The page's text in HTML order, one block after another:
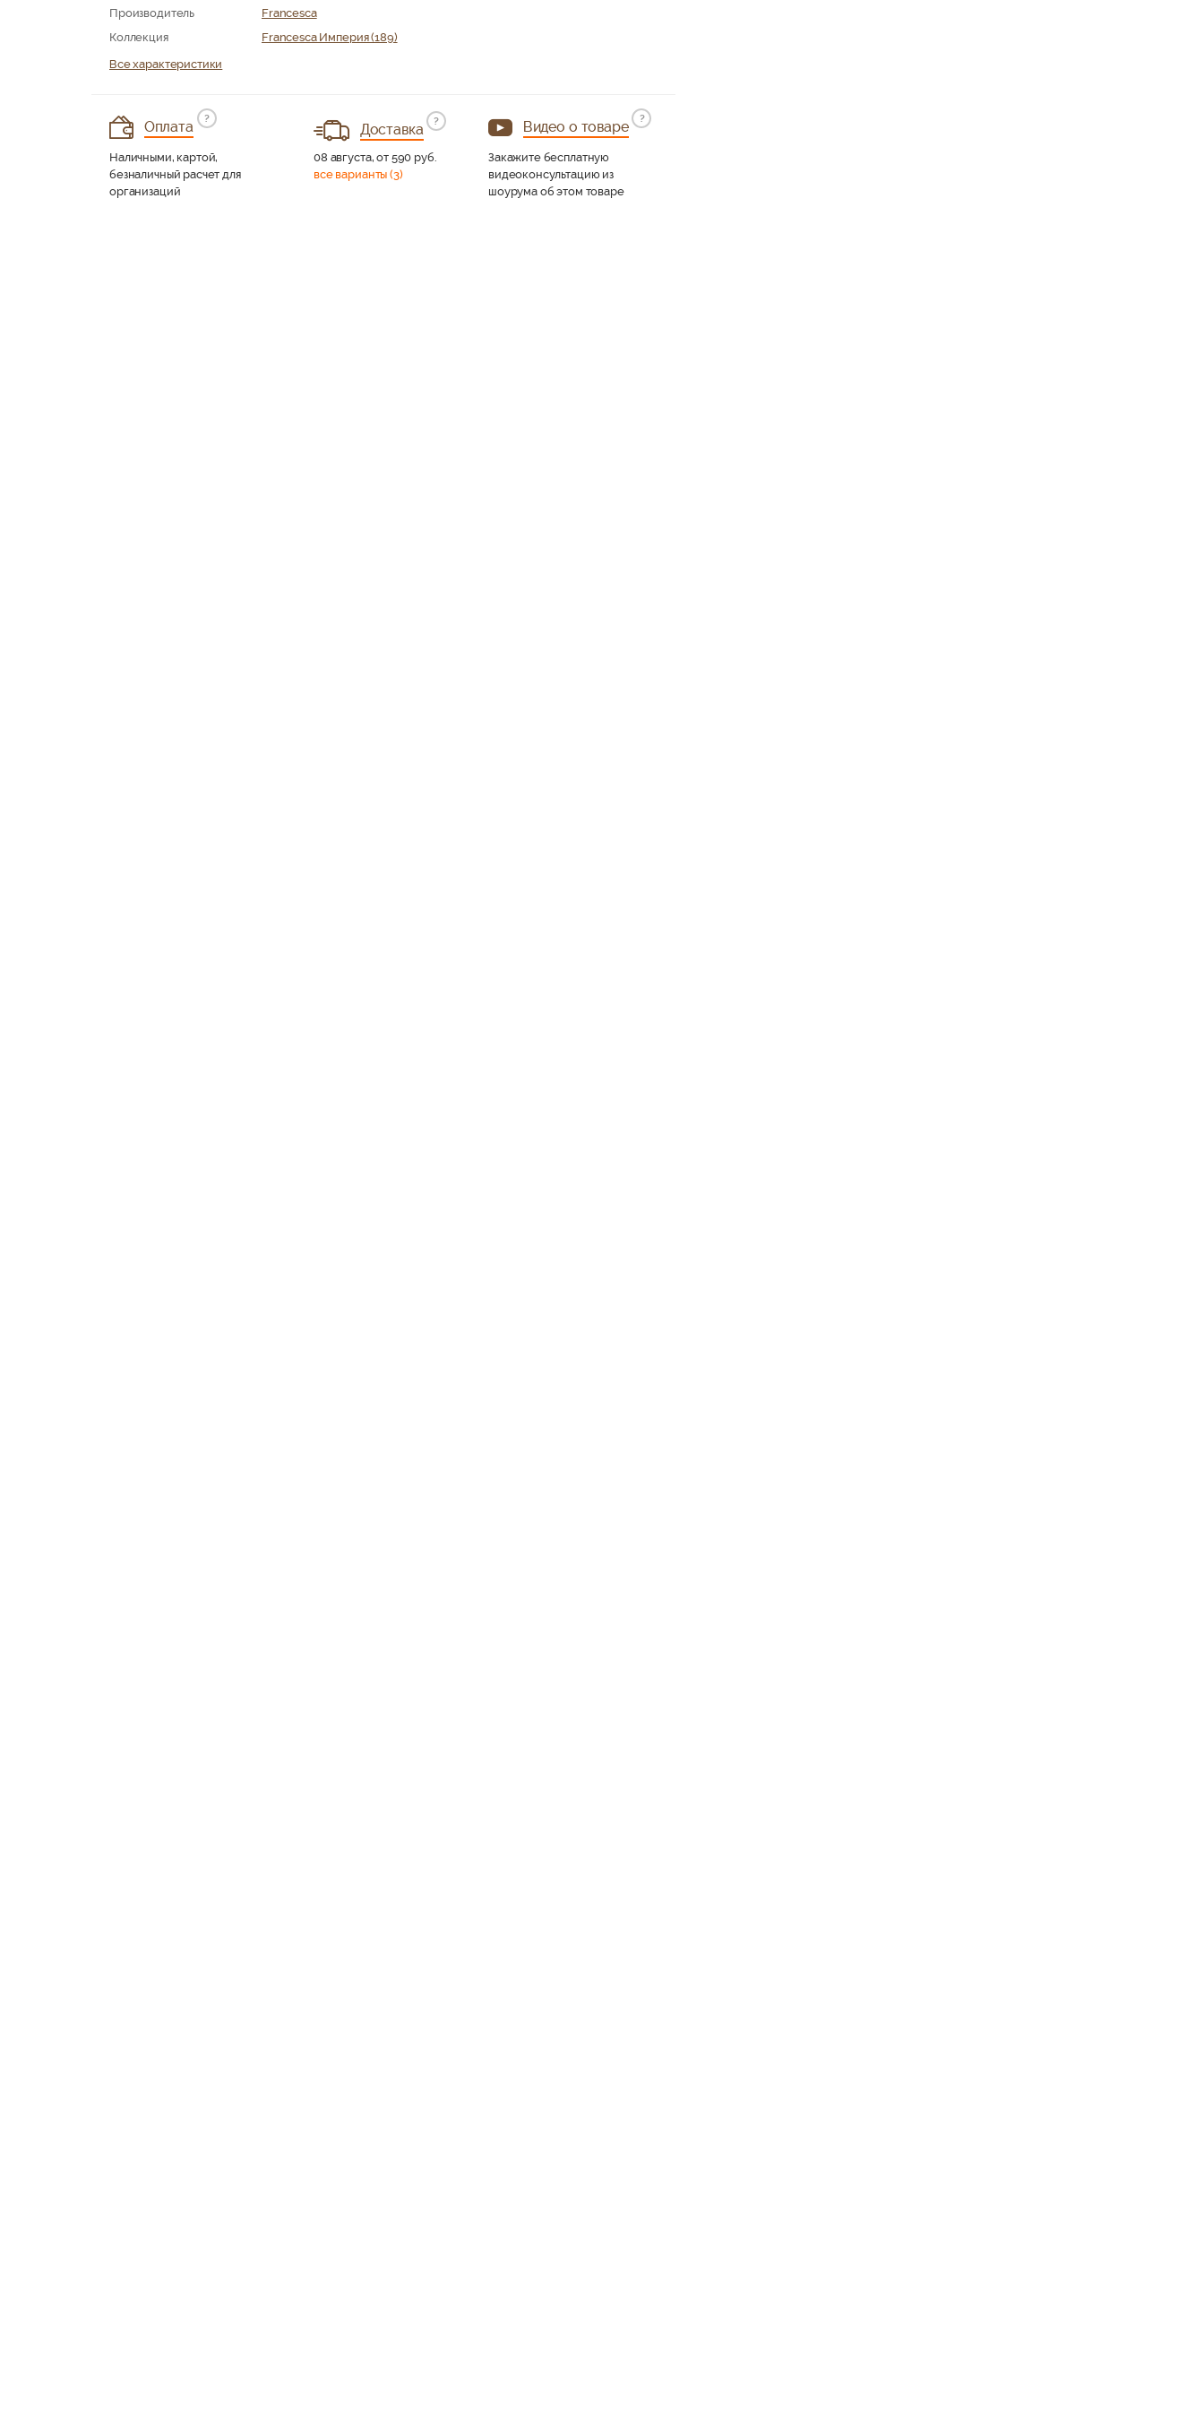
Производитель
Francesca
Коллекция
Francesca Империя (189)
Все характеристики
Цвет:
Оплата
?
Наличными, картой,
безналичный расчет для
организаций
Доставка
?
08 августа, от 590 руб.
все варианты (3)
Видео о товаре
?
Закажите бесплатную
видеоконсультацию из
шоурума об этом товаре